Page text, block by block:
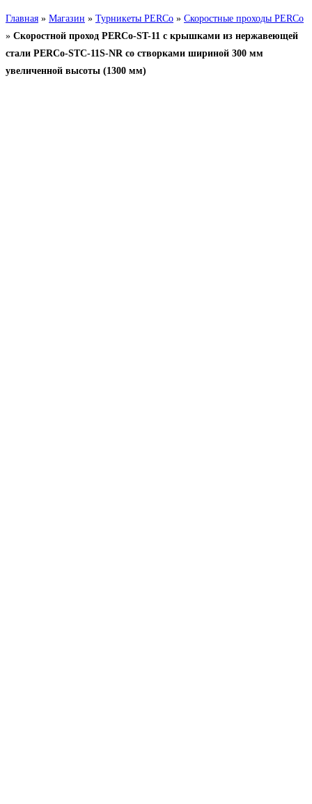
Главная » Магазин » Турникеты PERCo » Скоростные проходы PERCo
» Скоростной проход PERCo-ST-11 с крышками из нержавеющей
стали PERCo-STC-11S-NR со створками шириной 300 мм
увеличенной высоты (1300 мм)